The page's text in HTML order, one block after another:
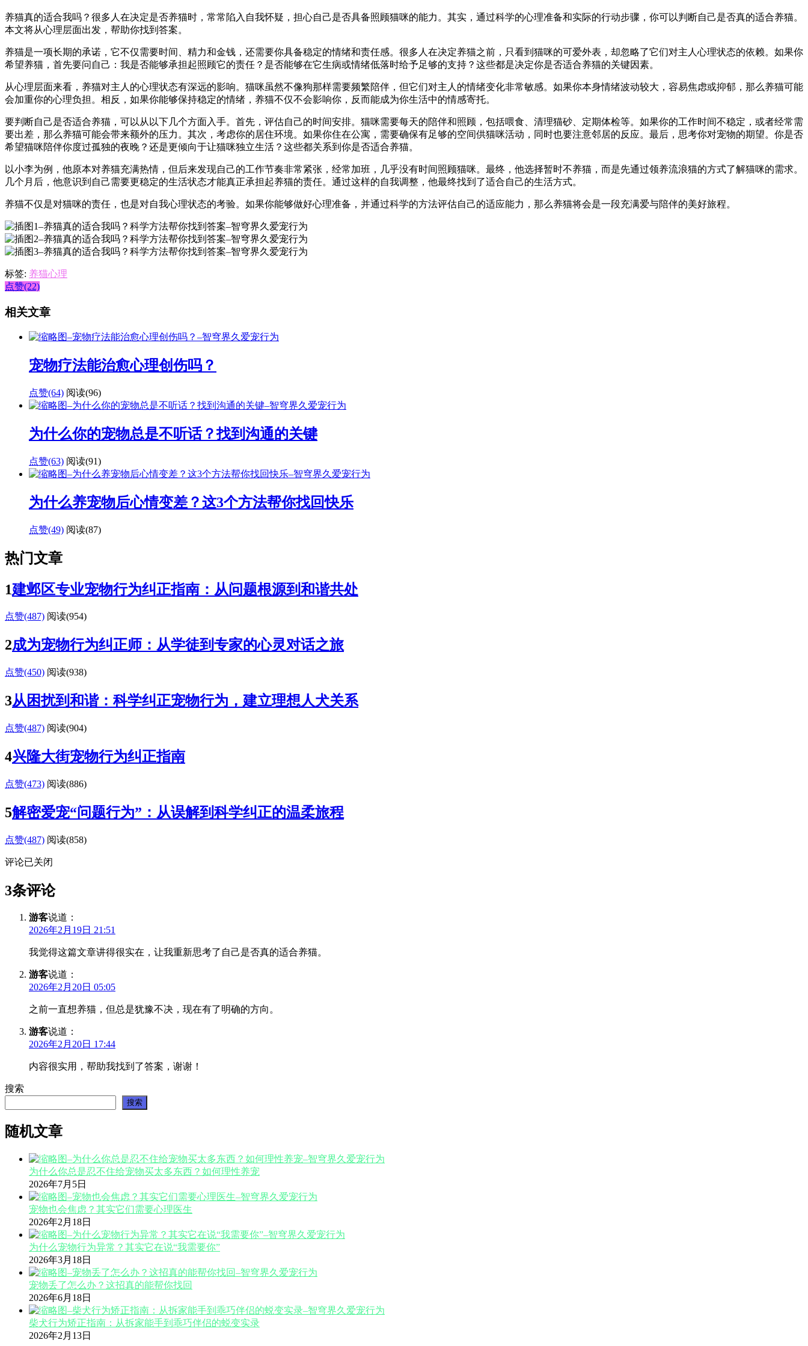
养猫真的适合我吗？很多人在决定是否养猫时，常常陷入自我怀疑，担心自己是否具备照顾猫咪的能力。其实，通过科学的心理准备和实际的行动步骤，你可以判断自己是否真的适合养猫。
本文将从心理层面出发，帮助你找到答案。
养猫是一项长期的承诺，它不仅需要时间、精力和金钱，还需要你具备稳定的情绪和责任感。很多人在决定养猫之前，只看到猫咪的可爱外表，却忽略了它们对主人心理状态的依赖。如果你
希望养猫，首先要问自己：我是否能够承担起照顾它的责任？是否能够在它生病或情绪低落时给予足够的支持？这些都是决定你是否适合养猫的关键因素。
从心理层面来看，养猫对主人的心理状态有深远的影响。猫咪虽然不像狗那样需要频繁陪伴，但它们对主人的情绪变化非常敏感。如果你本身情绪波动较大，容易焦虑或抑郁，那么养猫可能
会加重你的心理负担。相反，如果你能够保持稳定的情绪，养猫不仅不会影响你，反而能成为你生活中的情感寄托。
要判断自己是否适合养猫，可以从以下几个方面入手。首先，评估自己的时间安排。猫咪需要每天的陪伴和照顾，包括喂食、清理猫砂、定期体检等。如果你的工作时间不稳定，或者经常需
要出差，那么养猫可能会带来额外的压力。其次，考虑你的居住环境。如果你住在公寓，需要确保有足够的空间供猫咪活动，同时也要注意邻居的反应。最后，思考你对宠物的期望。你是否
希望猫咪陪伴你度过孤独的夜晚？还是更倾向于让猫咪独立生活？这些都关系到你是否适合养猫。
以小李为例，他原本对养猫充满热情，但后来发现自己的工作节奏非常紧张，经常加班，几乎没有时间照顾猫咪。最终，他选择暂时不养猫，而是先通过领养流浪猫的方式了解猫咪的需求。
几个月后，他意识到自己需要更稳定的生活状态才能真正承担起养猫的责任。通过这样的自我调整，他最终找到了适合自己的生活方式。
养猫不仅是对猫咪的责任，也是对自我心理状态的考验。如果你能够做好心理准备，并通过科学的方法评估自己的适应能力，那么养猫将会是一段充满爱与陪伴的美好旅程。
标签: 养猫心理
点赞(22)
相关文章
宠物疗法能治愈心理创伤吗？
点赞(64) 阅读(96)
为什么你的宠物总是不听话？找到沟通的关键
点赞(63) 阅读(91)
为什么养宠物后心情变差？这3个方法帮你找回快乐
点赞(49) 阅读(87)
热门文章
1建邺区专业宠物行为纠正指南：从问题根源到和谐共处
点赞(487) 阅读(954)
2成为宠物行为纠正师：从学徒到专家的心灵对话之旅
点赞(450) 阅读(938)
3从困扰到和谐：科学纠正宠物行为，建立理想人犬关系
点赞(487) 阅读(904)
4兴隆大街宠物行为纠正指南
点赞(473) 阅读(886)
5解密爱宠“问题行为”：从误解到科学纠正的温柔旅程
点赞(487) 阅读(858)
评论已关闭
3条评论
游客说道：
2026年2月19日 21:51
我觉得这篇文章讲得很实在，让我重新思考了自己是否真的适合养猫。
游客说道：
2026年2月20日 05:05
之前一直想养猫，但总是犹豫不决，现在有了明确的方向。
游客说道：
2026年2月20日 17:44
内容很实用，帮助我找到了答案，谢谢！
搜索
搜索
随机文章
为什么你总是忍不住给宠物买太多东西？如何理性养宠
2026年7月5日
宠物也会焦虑？其实它们需要心理医生
2026年2月18日
为什么宠物行为异常？其实它在说“我需要你”
2026年3月18日
宠物丢了怎么办？这招真的能帮你找回
2026年6月18日
柴犬行为矫正指南：从拆家能手到乖巧伴侣的蜕变实录
2026年2月13日